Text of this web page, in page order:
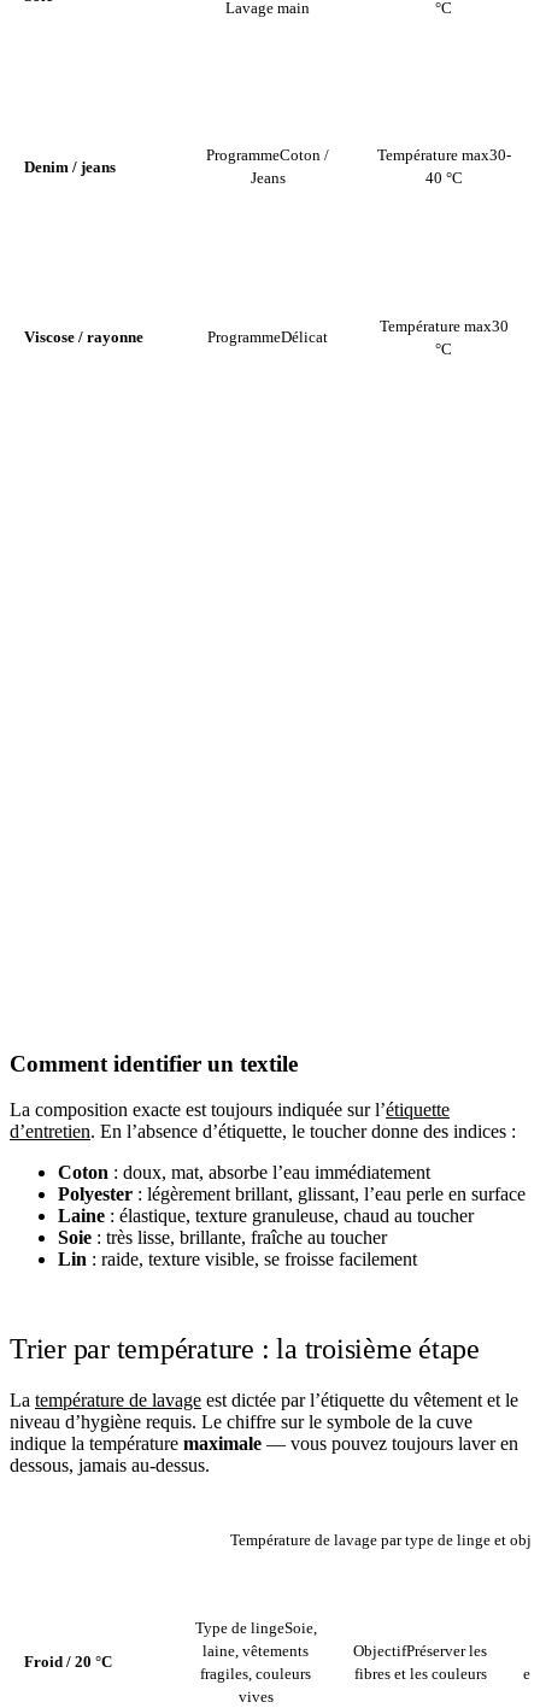
Lavage main °C
Denim / jeans
ProgrammeCoton /
Jeans
Température max30-
40 °C
Viscose / rayonne ProgrammeDélicat
Température max30
°C
Comment identifier un textile
La composition exacte est toujours indiquée sur l’étiquette
d’entretien. En l’absence d’étiquette, le toucher donne des indices :
Coton : doux, mat, absorbe l’eau immédiatement
Polyester : légèrement brillant, glissant, l’eau perle en surface
Laine : élastique, texture granuleuse, chaud au toucher
Soie : très lisse, brillante, fraîche au toucher
Lin : raide, texture visible, se froisse facilement
Trier par température : la troisième étape
La température de lavage est dictée par l’étiquette du vêtement et le
niveau d’hygiène requis. Le chiffre sur le symbole de la cuve
indique la température maximale — vous pouvez toujours laver en
dessous, jamais au-dessus.
Température de lavage par type de linge et
Froid / 20 °C
Type de lingeSoie,
laine, vêtements
fragiles, couleurs
vives
ObjectifPréserver les
fibres et les couleurs